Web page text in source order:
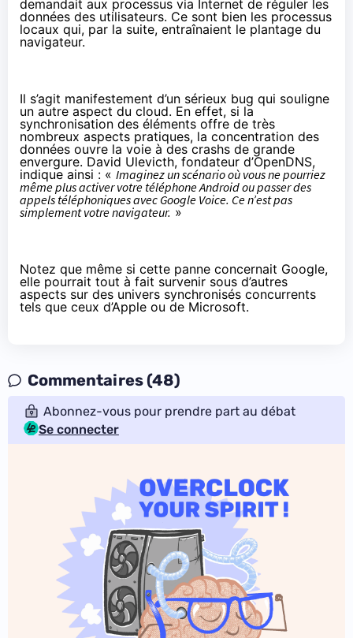
demandait aux processus via Internet de réguler les
données des utilisateurs. Ce sont bien les processus
locaux qui, par la suite, entraînaient le plantage du
navigateur.
Il s’agit manifestement d’un sérieux bug qui souligne
un autre aspect du cloud. En effet, si la
synchronisation des éléments offre de très
nombreux aspects pratiques, la concentration des
données ouvre la voie à des crashs de grande
envergure. David Ulevicth, fondateur d’OpenDNS,
indique ainsi : « Imaginez un scénario où vous ne pourriez
même plus activer votre téléphone Android ou passer des
appels téléphoniques avec Google Voice. Ce n’est pas
simplement votre navigateur. »
Notez que même si cette panne concernait Google,
elle pourrait tout à fait survenir sous d’autres
aspects sur des univers synchronisés concurrents
tels que ceux d’Apple ou de Microsoft.
Commentaires (48)
Abonnez-vous pour prendre part au débat
Se connecter